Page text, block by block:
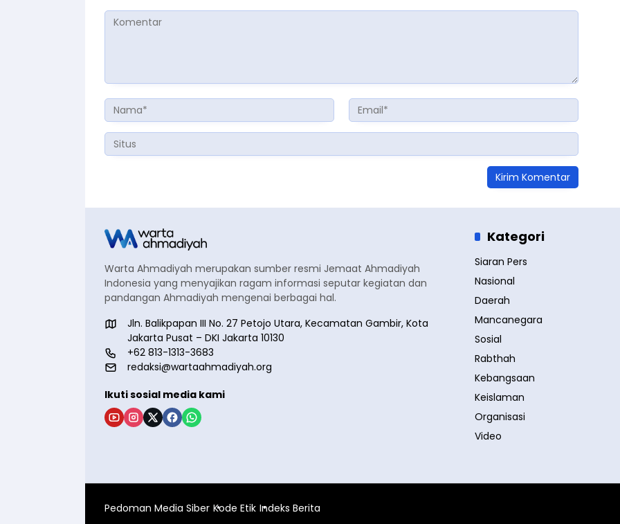
Warta Ahmadiyah merupakan sumber resmi Jemaat Ahmadiyah
Indonesia yang menyajikan ragam informasi seputar kegiatan dan
pandangan Ahmadiyah mengenai berbagai hal.
Jln. Balikpapan III No. 27 Petojo Utara, Kecamatan Gambir, Kota
Jakarta Pusat – DKI Jakarta 10130
+62 813-1313-3683
redaksi@wartaahmadiyah.org
Ikuti sosial media kami
Kategori
Siaran Pers
Nasional
Daerah
Mancanegara
Sosial
Rabthah
Kebangsaan
Keislaman
Organisasi
Video
Pedoman Media Siber Kode Etik Indeks Berita